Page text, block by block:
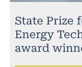
State Prize
Energy
award